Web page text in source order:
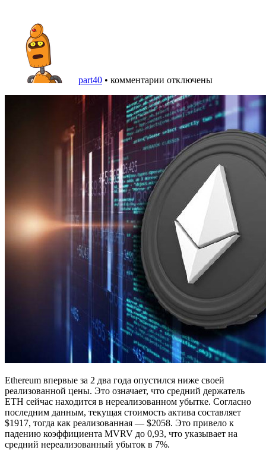
part40 • комментарии отключены
Ethereum впервые за 2 два года опустился ниже своей
реализованной цены. Это означает, что средний держатель
ETH сейчас находится в нереализованном убытке. Согласно
последним данным, текущая стоимость актива составляет
$1917, тогда как реализованная — $2058. Это привело к
падению коэффициента MVRV до 0,93, что указывает на
средний нереализованный убыток в 7%.